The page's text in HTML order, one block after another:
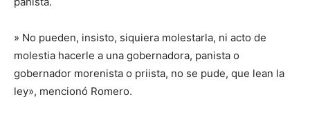
» No pueden, insisto, siquiera molestarla, ni acto de
molestia hacerle a una gobernadora, panista o
gobernador morenista o priista, no se pude, que lean la
ley», mencionó Romero.